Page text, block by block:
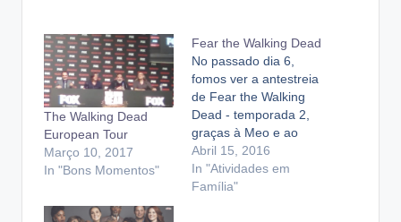
The Walking Dead
European Tour
Março 10, 2017
In "Bons Momentos"
Fear the Walking Dead
No passado dia 6,
fomos ver a antestreia
de Fear the Walking
Dead - temporada 2,
graças à Meo e ao
AMC. Não disse nada
antes porque nos
tinham pedido para
Abril 15, 2016
In "Atividades em
Família"